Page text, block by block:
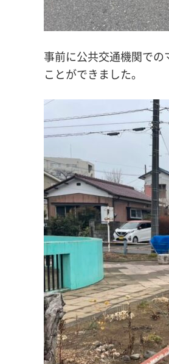
事前に公共交通機関で
ことができました。